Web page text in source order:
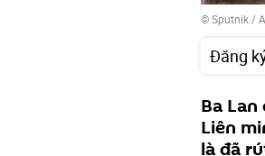
© Sputnik /
Đăng
Ba
Liên
là đã